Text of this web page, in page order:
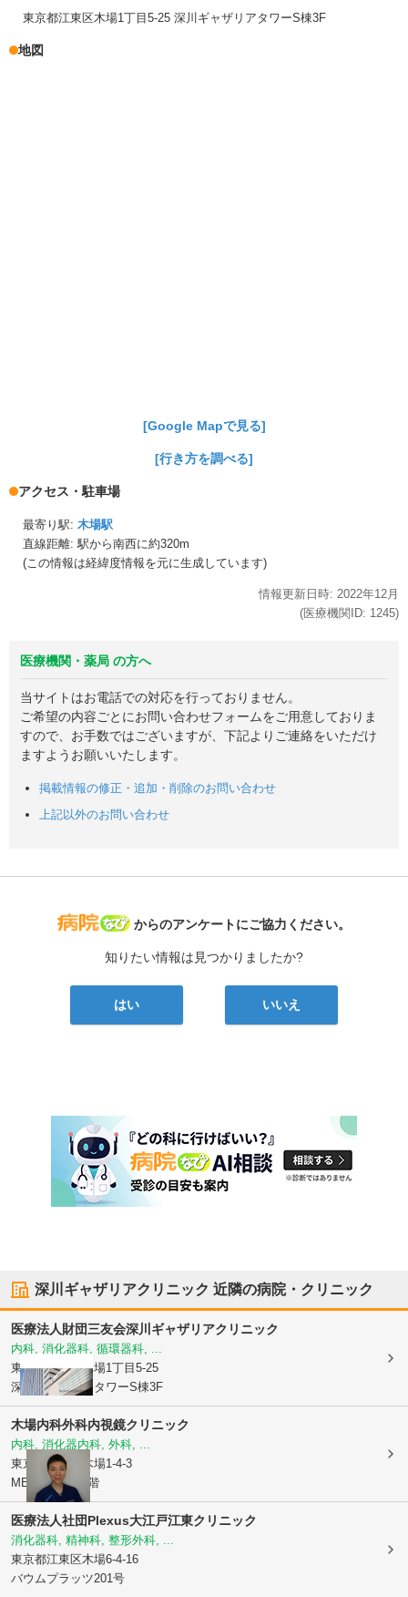
東京都江東区木場1丁目5-25 深川ギャザリアタワーS棟3F
地図
[Google Mapで見る]
[行き方を調べる]
アクセス・駐車場
最寄り駅: 木場駅
直線距離: 駅から南西に約320m
(この情報は経緯度情報を元に生成しています)
情報更新日時: 2022年12月
(医療機関ID: 1245)
医療機関・薬局 の方へ
当サイトはお電話での対応を行っておりません。
ご希望の内容ごとにお問い合わせフォームをご用意しておりま
すので、お手数ではございますが、下記よりご連絡をいただけ
ますようお願いいたします。
掲載情報の修正・追加・削除のお問い合わせ
上記以外のお問い合わせ
病院なび
からのアンケートにご協力ください。
知りたい情報は見つかりましたか?
はい いいえ
深川ギャザリアクリニック 近隣の病院・クリニック
医療法人財団三友会深川ギャザリアクリニック
内科, 消化器科, 循環器科, ...
東京都江東区木場1丁目5-25
深川ギャザリアタワーS棟3F
木場内科外科内視鏡クリニック
内科, 消化器内科, 外科, ...
東京都江東区
木場1-4-3
MEFULL木場3階
医療法人社団Plexus大江戸江東クリニック
消化器科, 精神科, 整形外科, ...
東京都江東区木場6-4-16
バウムプラッツ201号